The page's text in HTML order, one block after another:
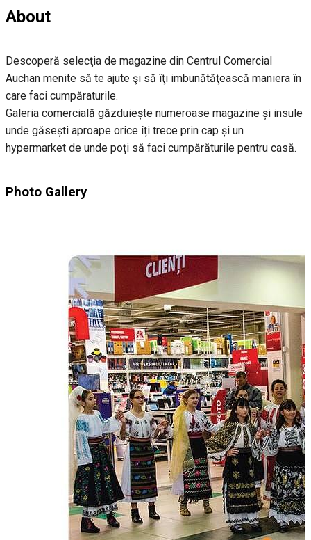
About
Descoperă selecţia de magazine din Centrul Comercial
Auchan menite să te ajute şi să îţi imbunătăţească maniera în
care faci cumpăraturile.
Galeria comercială găzduiește numeroase magazine și insule
unde găsești aproape orice îți trece prin cap și un
hypermarket de unde poți să faci cumpărăturile pentru casă.
Photo Gallery